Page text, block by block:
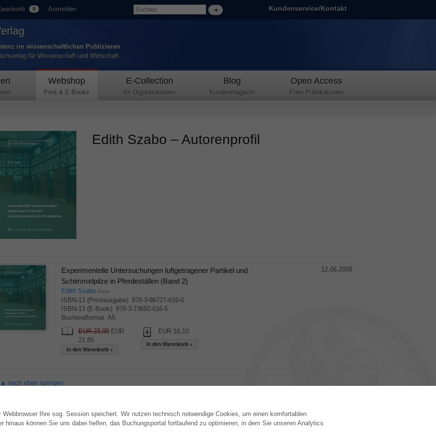
Ihre sog. Session speichert. Wir nutzen technisch notwendige Cookies, um einen komfortablen
hinaus können Sie uns dabei helfen, das Buchungsportal fortlaufend zu optimieren, in dem Sie unseren Analytics
0 Anmelden Kundenservice/Kontakt
im wissenschaftlichen Publizieren
für Wissenschaft und Wirtschaft
Webshop
Print & E-Books
E-Collection
für Organisationen
Blog
Kundenmagazin
Open Access
Freie Publikationen
Edith Szabo – Autorenprofil
Experimentelle Untersuchungen luftgetragener Partikel und
Schimmelpilze in Pferdeställen (Band 2)
Edith Szabo Autor
ISBN-13 (Printausgabe): 978-3-86727-616-0
ISBN-13 (E-Book): 978-3-73692-616-5
Buchendformat: A5
EUR 23,00EUR
21,85
EUR 16,10
12.06.2008
▲ nach oben springen
WEBSHOP AUTOR WERDEN VERLAG